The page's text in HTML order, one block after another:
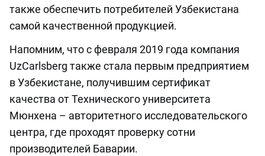
также обеспечить потребителей Узбекистана
самой качественной продукцией.
Напомним, что с февраля 2019 года компания
UzCarlsberg также стала первым предприятием
в Узбекистане, получившим сертификат
качества от Технического университета
Мюнхена – авторитетного исследовательского
центра, где проходят проверку сотни
производителей Баварии.